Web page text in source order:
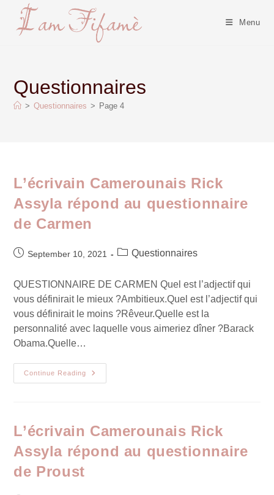
Menu
Questionnaires
> Questionnaires > Page 4
L’écrivain Camerounais Rick
Assyla répond au questionnaire
de Carmen
September 10, 2021 Questionnaires
QUESTIONNAIRE DE CARMEN Quel est l’adjectif qui
vous définirait le mieux ?Ambitieux.Quel est l’adjectif qui
vous définirait le moins ?Rêveur.Quelle est la
personnalité avec laquelle vous aimeriez dîner ?Barack
Obama.Quelle…
Continue Reading
L’écrivain Camerounais Rick
Assyla répond au questionnaire
de Proust